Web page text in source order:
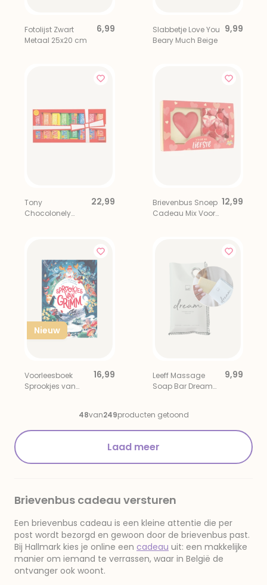
Fotolijst Zwart
Metaal 25x20 cm
6,99
Slabbetje Love You
Beary Much Beige
9,99
Tony
Chocolonely
22,99
Brievenbus Snoep
Cadeau Mix Voor
12,99
Nieuw
Voorleesboek
Sprookjes van
16,99
Leeff Massage
Soap Bar Dream
9,99
48van249producten getoond
Laad meer
Brievenbus cadeau versturen
Een brievenbus cadeau is een kleine attentie die per
post wordt bezorgd en gewoon door de brievenbus past.
Bij Hallmark kies je online een cadeau uit: een makkelijke
manier om iemand te verrassen, waar in België de
ontvanger ook woont.